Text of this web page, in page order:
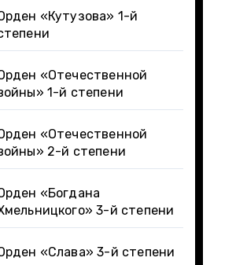
«Кутузова» 1-й
«Отечественной
1-й степени
«Отечественной
2-й степени
«Богдана
3-й степени
«Слава» 3-й степени